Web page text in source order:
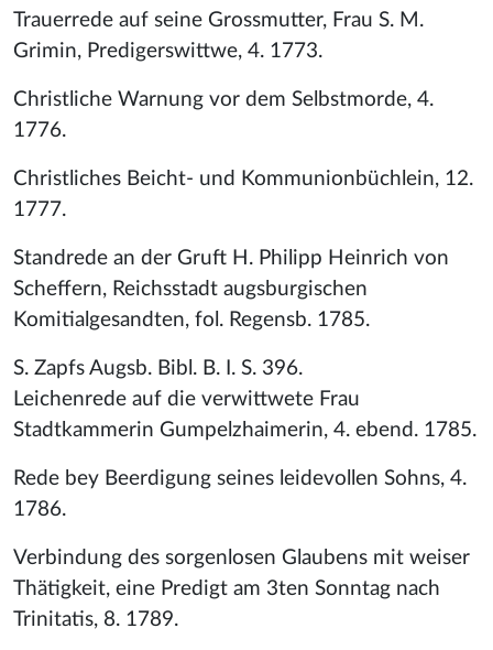
Trauerrede auf seine Grossmutter, Frau S. M.
Grimin, Predigerswittwe, 4. 1773.
Christliche Warnung vor dem Selbstmorde, 4.
1776.
Christliches Beicht- und Kommunionbüchlein, 12.
1777.
Standrede an der Gruft H. Philipp Heinrich von
Scheffern, Reichsstadt augsburgischen
Komitialgesandten, fol. Regensb. 1785.
S. Zapfs Augsb. Bibl. B. I. S. 396.
Leichenrede auf die verwittwete Frau
Stadtkammerin Gumpelzhaimerin, 4. ebend. 1785.
Rede bey Beerdigung seines leidevollen Sohns, 4.
1786.
Verbindung des sorgenlosen Glaubens mit weiser
Thätigkeit, eine Predigt am 3ten Sonntag nach
Trinitatis, 8. 1789.